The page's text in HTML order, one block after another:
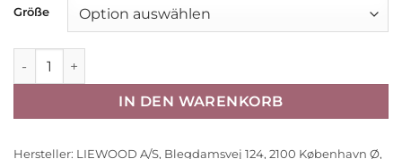
Größe
Liewood Kinder-Cap Danny „Universe / Classic navy“ Gr.
IN DEN WARENKORB
Hersteller: LIEWOOD A/S, Blegdamsvej 124, 2100 København Ø,